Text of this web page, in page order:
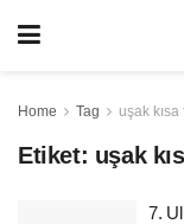
Home Tag uşak
Etiket: uşak
7.